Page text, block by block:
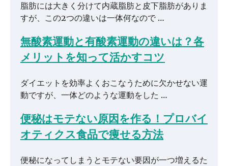
脂肪には大きく分けて内蔵脂肪と皮下脂肪がありま
すが、この2つの違いは一体何なので …
無酸素運動と有酸素運動の違いは？各
メリットを知って活かすコツ
ダイエットを効率よくおこなうために欠かせない運
動ですが、一体どのような運動をした …
便秘はモテない原因を作る！プロバイ
オティクス食品で痩せる方法
便秘になってしまうとモテない要因が一つ増えるた